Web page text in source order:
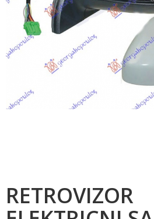
RETROVIZOR